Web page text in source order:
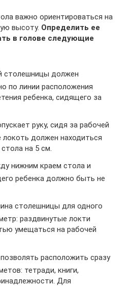
важно ориентироваться на
высоту. Определить ее
в голове следующие
столешницы должен
по линии расположения
ребенка, сидящего за
руку, сидя за рабочей
локоть должен находиться
на 5 см.
нижним краем стола и
ребенка должно быть не
столешницы для одного
раздвинутые локти
умещаться на рабочей
расположить сразу
тетради, книги,
Для